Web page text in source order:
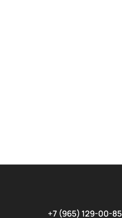
+7 (965) 129-00-85